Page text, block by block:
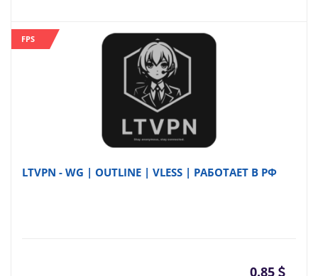
FPS
LTVPN - WG | OUTLINE | VLESS | РАБОТАЕТ В РФ
0.85